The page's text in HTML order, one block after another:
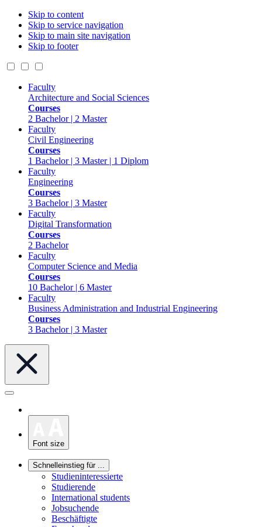
Skip to content
Skip to service navigation
Skip to main site navigation
Skip to footer
Faculty
Architecture and Social Sciences
Courses
2 Bachelor | 2 Master
Faculty
Civil Engineering
Courses
1 Bachelor | 3 Master | 1 Diplom
Faculty
Engineering
Courses
3 Bachelor | 3 Master
Faculty
Digital Transformation
Courses
2 Bachelor
Faculty
Computer Science and Media
Courses
10 Bachelor | 6 Master
Faculty
Business Administration and Industrial Engineering
Courses
3 Bachelor | 3 Master
Font size
Schnelleinstieg für ...
Studieninteressierte
Studierende
International students
Jobsuchende
Beschäftigte